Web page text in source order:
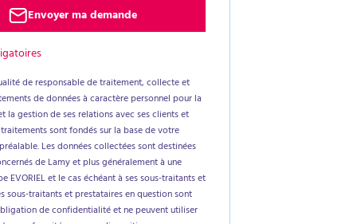
Envoyer ma demande
de responsable de traitement, collecte et
de données à caractère personnel pour la
la gestion de ses relations avec ses clients et
sont fondés sur la base de votre
Les données collectées sont destinées
de Lamy et plus généralement à une
EVORIEL et le cas échéant à ses sous-traitants et
sous-traitants et prestataires en question sont
de confidentialité et ne peuvent utiliser